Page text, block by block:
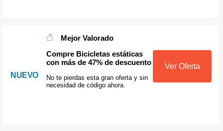
NUEVO
Mejor Valorado
Compre Bicicletas estáticas
con más de 47% de descuento
No te pierdas esta gran oferta y sin
necesidad de código ahora.
Ver Oferta